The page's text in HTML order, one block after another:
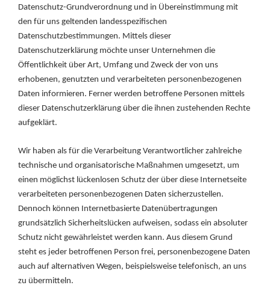
Datenschutz-Grundverordnung und in Übereinstimmung mit
den für uns geltenden landesspezifischen
Datenschutzbestimmungen. Mittels dieser
Datenschutzerklärung möchte unser Unternehmen die
Öffentlichkeit über Art, Umfang und Zweck der von uns
erhobenen, genutzten und verarbeiteten personenbezogenen
Daten informieren. Ferner werden betroffene Personen mittels
dieser Datenschutzerklärung über die ihnen zustehenden Rechte
aufgeklärt.
Wir haben als für die Verarbeitung Verantwortlicher zahlreiche
technische und organisatorische Maßnahmen umgesetzt, um
einen möglichst lückenlosen Schutz der über diese Internetseite
verarbeiteten personenbezogenen Daten sicherzustellen.
Dennoch können Internetbasierte Datenübertragungen
grundsätzlich Sicherheitslücken aufweisen, sodass ein absoluter
Schutz nicht gewährleistet werden kann. Aus diesem Grund
steht es jeder betroffenen Person frei, personenbezogene Daten
auch auf alternativen Wegen, beispielsweise telefonisch, an uns
zu übermitteln.